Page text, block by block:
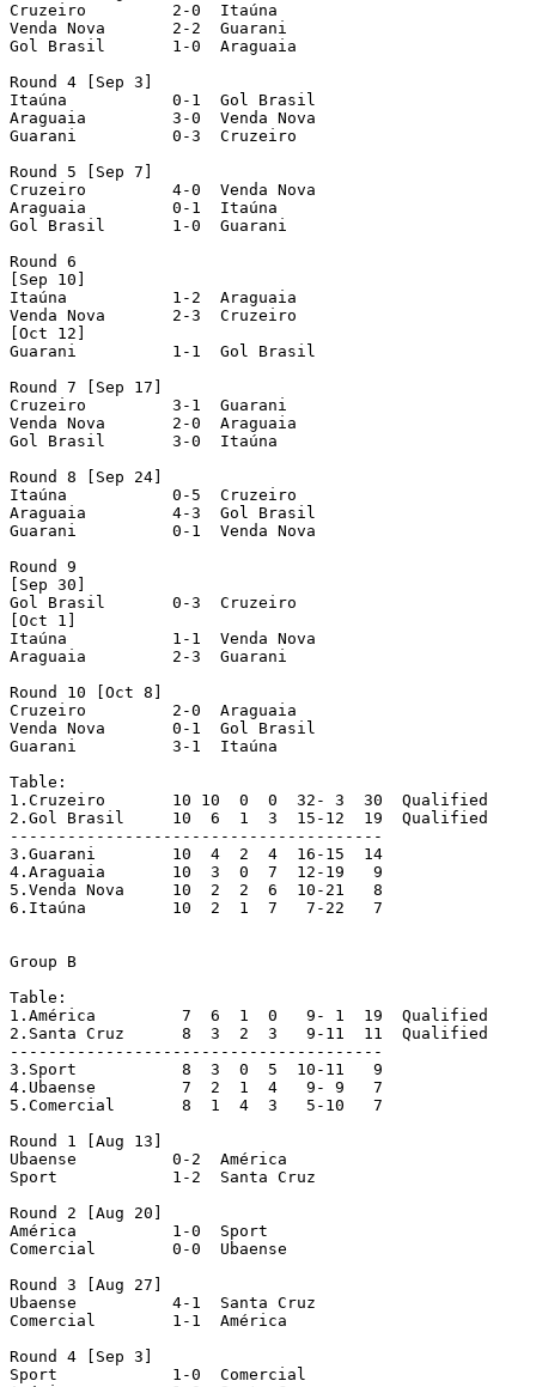
Cruzeiro 	 2-0  Itaúna
Venda Nova 	 2-2  Guarani
Gol Brasil 	 1-0  Araguaia
Round 4 [Sep 3]
Itaúna 		 0-1  Gol Brasil
Araguaia 	 3-0  Venda Nova
Guarani 	 0-3  Cruzeiro
Round 5 [Sep 7]
Cruzeiro 	 4-0  Venda Nova
Araguaia 	 0-1  Itaúna
Gol Brasil 	 1-0  Guarani
Round 6
[Sep 10]
Itaúna 		 1-2  Araguaia
Venda Nova 	 2-3  Cruzeiro
[Oct 12]
Guarani 	 1-1  Gol Brasil
Round 7 [Sep 17]
Cruzeiro	 3-1  Guarani
Venda Nova	 2-0  Araguaia
Gol Brasil	 3-0  Itaúna
Round 8 [Sep 24]
Itaúna		 0-5  Cruzeiro
Araguaia	 4-3  Gol Brasil
Guarani		 0-1  Venda Nova
Round 9
[Sep 30]
Gol Brasil	 0-3  Cruzeiro
[Oct 1]
Itaúna		 1-1  Venda Nova
Araguaia	 2-3  Guarani
Round 10 [Oct 8]
Cruzeiro	 2-0  Araguaia
Venda Nova	 0-1  Gol Brasil
Guarani		 3-1  Itaúna
Table:
1.Cruzeiro	 10 10  0  0  32- 3  30  Qualified
2.Gol Brasil	 10  6  1  3  15-12  19  Qualified
---------------------------------------
3.Guarani	 10  4  2  4  16-15  14
4.Araguaia	 10  3  0  7  12-19   9
5.Venda Nova	 10  2  2  6  10-21   8
6.Itaúna	 10  2  1  7   7-22   7
Group B
Table:
1.América	  7  6  1  0   9- 1  19	 Qualified
2.Santa Cruz	  8  3  2  3   9-11  11	 Qualified
---------------------------------------
3.Sport		  8  3  0  5  10-11   9
4.Ubaense	  7  2  1  4   9- 9   7
5.Comercial	  8  1  4  3   5-10   7
Round 1 [Aug 13]
Ubaense 	 0-2  América
Sport 		 1-2  Santa Cruz
Round 2 [Aug 20]
América 	 1-0  Sport
Comercial 	 0-0  Ubaense
Round 3 [Aug 27]
Ubaense 	 4-1  Santa Cruz
Comercial 	 1-1  América
Round 4 [Sep 3]
Sport 		 1-0  Comercial